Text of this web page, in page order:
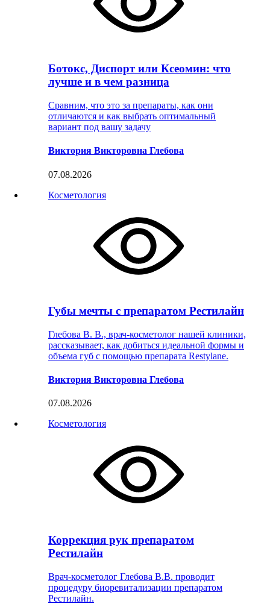
Ботокс, Диспорт или Ксеомин: что
лучше и в чем разница
Сравним, что это за препараты, как они
отличаются и как выбрать оптимальный
вариант под вашу задачу
Виктория Викторовна Глебова
07.08.2026
Косметология
Губы мечты с препаратом Рестилайн
Глебова В. В., врач-косметолог нашей клиники,
рассказывает, как добиться идеальной формы и
объема губ с помощью препарата Restylane.
Виктория Викторовна Глебова
07.08.2026
Косметология
Коррекция рук препаратом
Рестилайн
Врач-косметолог Глебова В.В. проводит
процедуру биоревитализации препаратом
Рестилайн.